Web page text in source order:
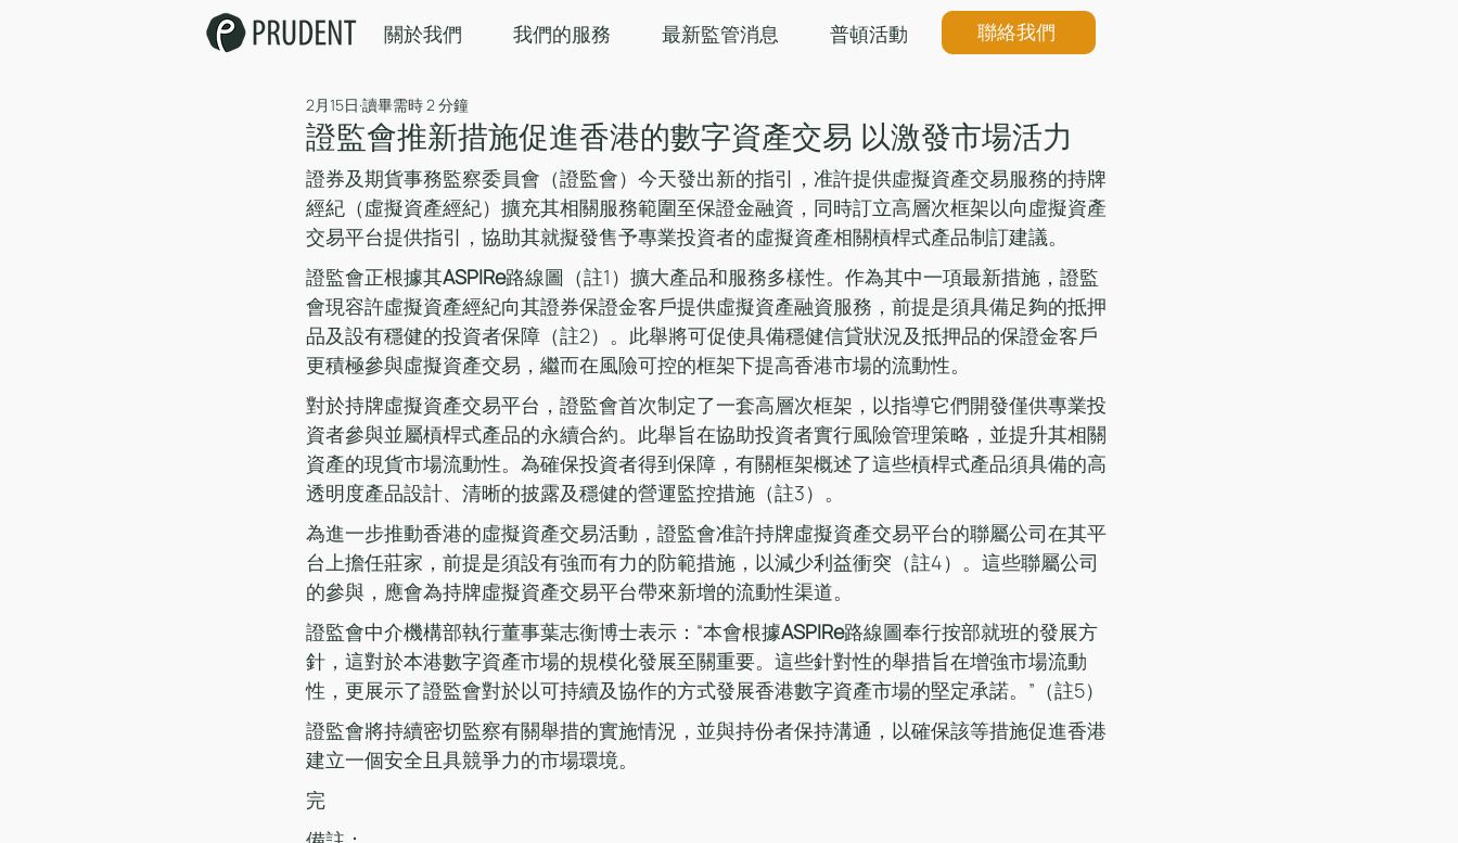
關於我們 我們的服務 最新監管消息 普頓活動 聯絡我們
證監會推新措施促進香港的數字資產交易 以激發市場活力
2月15日 讀畢需時 2 分鐘
證券及期貨事務監察委員會（證監會）今天發出新的指引，准許提供虛擬資產交易服務的持牌
經紀（虛擬資產經紀）擴充其相關服務範圍至保證金融資，同時訂立高層次框架以向虛擬資產
交易平台提供指引，協助其就擬發售予專業投資者的虛擬資產相關槓桿式產品制訂建議。
證監會正根據其ASPIRe路線圖（註1）擴大產品和服務多樣性。作為其中一項最新措施，證監
會現容許虛擬資產經紀向其證券保證金客戶提供虛擬資產融資服務，前提是須具備足夠的抵押
品及設有穩健的投資者保障（註2）。此舉將可促使具備穩健信貸狀況及抵押品的保證金客戶
更積極參與虛擬資產交易，繼而在風險可控的框架下提高香港市場的流動性。
對於持牌虛擬資產交易平台，證監會首次制定了一套高層次框架，以指導它們開發僅供專業投
資者參與並屬槓桿式產品的永續合約。此舉旨在協助投資者實行風險管理策略，並提升其相關
資產的現貨市場流動性。為確保投資者得到保障，有關框架概述了這些槓桿式產品須具備的高
透明度產品設計、清晰的披露及穩健的營運監控措施（註3）。
為進一步推動香港的虛擬資產交易活動，證監會准許持牌虛擬資產交易平台的聯屬公司在其平
台上擔任莊家，前提是須設有強而有力的防範措施，以減少利益衝突（註4）。這些聯屬公司
的參與，應會為持牌虛擬資產交易平台帶來新增的流動性渠道。
證監會中介機構部執行董事葉志衡博士表示：“本會根據ASPIRe路線圖奉行按部就班的發展方
針，這對於本港數字資產市場的規模化發展至關重要。這些針對性的舉措旨在增強市場流動
性，更展示了證監會對於以可持續及協作的方式發展香港數字資產市場的堅定承諾。”（註5）
證監會將持續密切監察有關舉措的實施情況，並與持份者保持溝通，以確保該等措施促進香港
建立一個安全且具競爭力的市場環境。
完